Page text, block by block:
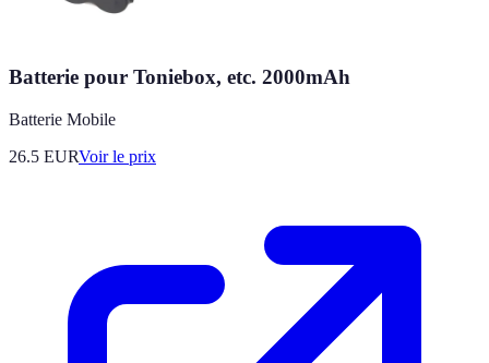
Batterie pour Toniebox, etc. 2000mAh
Batterie Mobile
26.5 EURVoir le prix